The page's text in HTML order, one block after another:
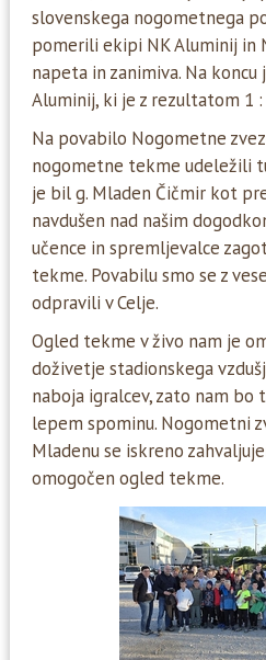
slovenskega nogometnega
pomerili ekipi NK Aluminij in
napeta in zanimiva. Na
Aluminij, ki je z rezultatom 1
Na povabilo Nogometne
nogometne tekme udeležili
je bil g. Mladen Čičmir kot
navdušen nad našim
učence in spremljevalce
tekme. Povabilu smo se z
odpravili v Celje.
Ogled tekme v živo nam je
doživetje stadionskega
naboja igralcev, zato nam bo
lepem spominu. Nogometni
Mladenu se iskreno
omogočen ogled tekme.